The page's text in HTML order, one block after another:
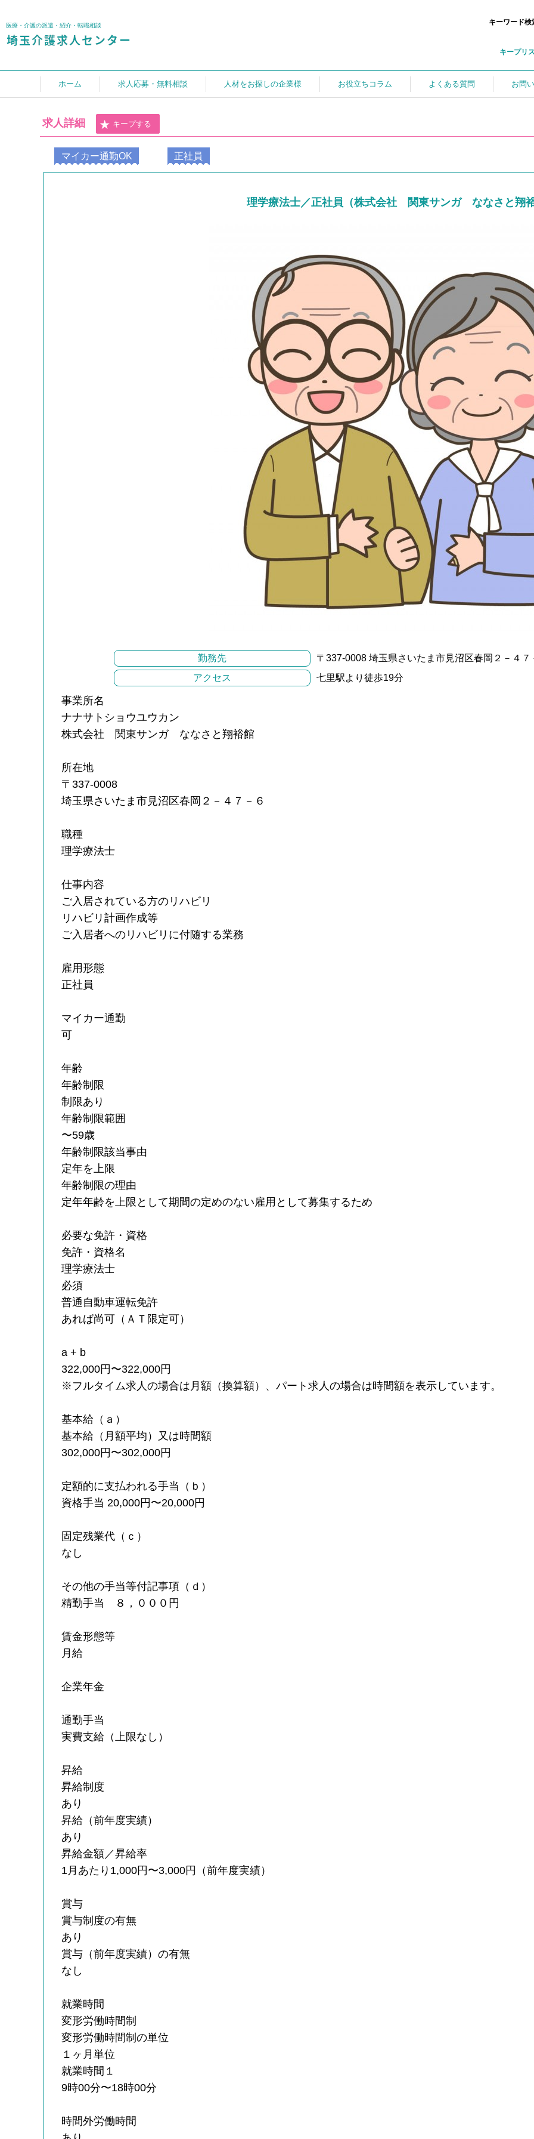
医療・介護の派遣・紹介・転職相談 キーワード検
キープリ
ホーム 求人応募・無料相談 人材をお探しの企業様 お役立ちコラム よくある質問 お問
求人詳細 キープする
マイカー通勤OK 正社員
理学療法士／正社員（株式会社 関東サンガ ななさと翔
勤務先
〒337-0008 埼玉県さいたま市見沼区春岡２－４７
アクセス
七里駅より徒歩19分
事業所名
ナナサトショウユウカン
株式会社 関東サンガ ななさと翔裕館
所在地
〒337-0008
埼玉県さいたま市見沼区春岡２－４７－６
職種
理学療法士
仕事内容
ご入居されている方のリハビリ
リハビリ計画作成等
ご入居者へのリハビリに付随する業務
雇用形態
正社員
マイカー通勤
可
年齢
年齢制限
制限あり
年齢制限範囲
〜59歳
年齢制限該当事由
定年を上限
年齢制限の理由
定年年齢を上限として期間の定めのない雇用として募集するため
必要な免許・資格
免許・資格名
理学療法士
必須
普通自動車運転免許
あれば尚可（ＡＴ限定可）
a + b
322,000円〜322,000円
※フルタイム求人の場合は月額（換算額）、パート求人の場合は時間額を表示しています。
基本給（ａ）
基本給（月額平均）又は時間額
302,000円〜302,000円
定額的に支払われる手当（ｂ）
資格手当 20,000円〜20,000円
固定残業代（ｃ）
なし
その他の手当等付記事項（ｄ）
精勤手当 ８，０００円
賃金形態等
月給
企業年金
通勤手当
実費支給（上限なし）
昇給
昇給制度
あり
昇給（前年度実績）
あり
昇給金額／昇給率
1月あたり1,000円〜3,000円（前年度実績）
賞与
賞与制度の有無
あり
賞与（前年度実績）の有無
なし
就業時間
変形労働時間制
変形労働時間制の単位
１ヶ月単位
就業時間１
9時00分〜18時00分
時間外労働時間